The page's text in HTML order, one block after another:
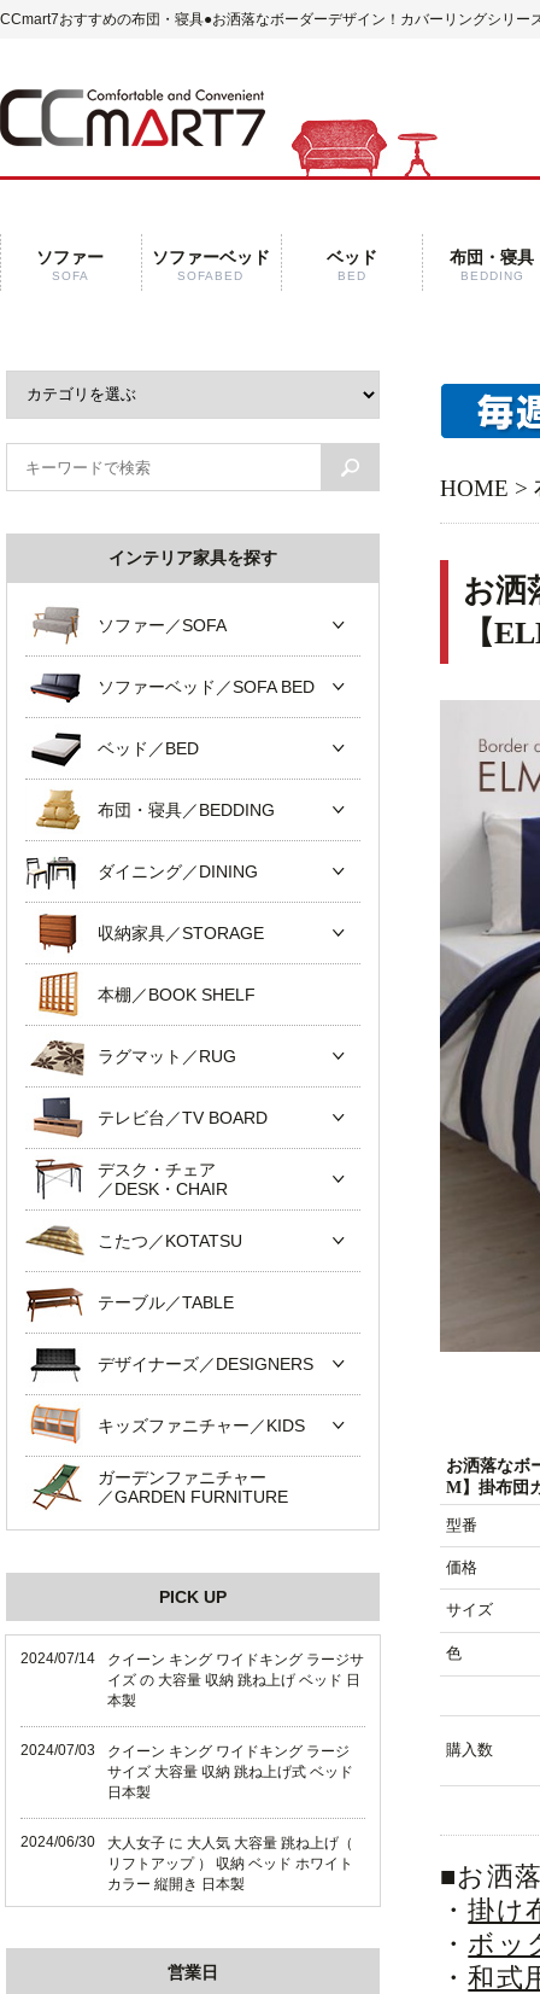
CCmart7おすすめの布団・寝具●お洒落なボーダーデザイン！カバーリングシリー
ソファー
SOFA
ソファーベッド
SOFABED
ベッド
BED
布団・寝具
BEDDING
HOME >
お洒
【
お洒落なボ
M】掛布団
型番
価格
サイズ
色
購入数
■お洒
・掛け
・ ボッ
・和式
インテリア家具を探す
ソファー／SOFA
ソファーベッド／SOFA BED
ベッド／BED
布団・寝具／BEDDING
ダイニング／DINING
収納家具／STORAGE
本棚／BOOK SHELF
ラグマット／RUG
テレビ台／TV BOARD
デスク・チェア
／DESK・CHAIR
こたつ／KOTATSU
テーブル／TABLE
デザイナーズ／DESIGNERS
キッズファニチャー／KIDS
ガーデンファニチャー
／GARDEN FURNITURE
PICK UP
2024/07/14
クイーン キング ワイドキング ラージサ
イズ の 大容量 収納 跳ね上げ ベッド 日
本製
2024/07/03
クイーン キング ワイドキング ラージ
サイズ 大容量 収納 跳ね上げ式 ベッド
日本製
2024/06/30
大人女子 に 大人気 大容量 跳ね上げ（
リフトアップ ） 収納 ベッド ホワイト
カラー 縦開き 日本製
ワイトカラー 縦開き 日本製
営業日